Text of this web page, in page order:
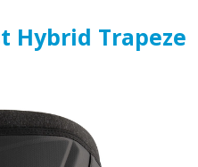
Hybrid Trapeze